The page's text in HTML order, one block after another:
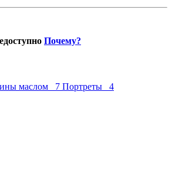
Почему?
маслом 7 Портреты 4